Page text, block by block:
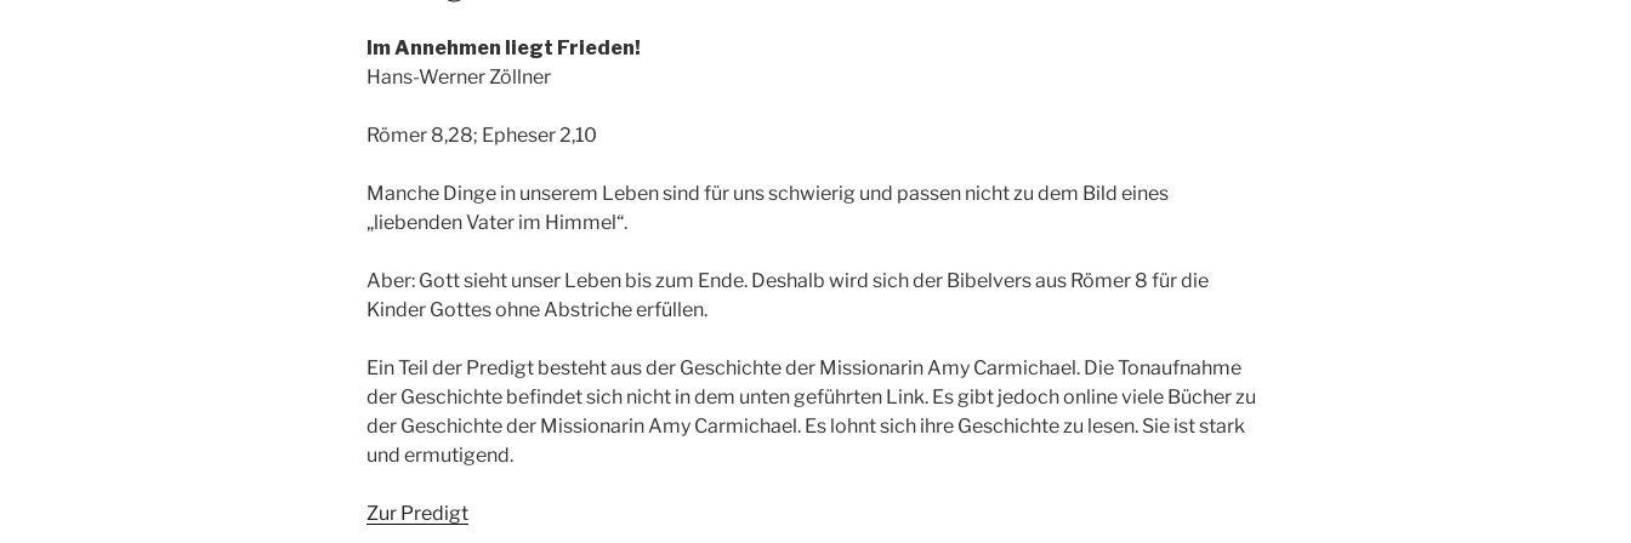
Im Annehmen liegt Frieden!
Hans-Werner Zöllner
Römer 8,28; Epheser 2,10
Manche Dinge in unserem Leben sind für uns schwierig und passen nicht zu dem Bild eines
„liebenden Vater im Himmel“.
Aber: Gott sieht unser Leben bis zum Ende. Deshalb wird sich der Bibelvers aus Römer 8 für die
Kinder Gottes ohne Abstriche erfüllen.
Ein Teil der Predigt besteht aus der Geschichte der Missionarin Amy Carmichael. Die Tonaufnahme
der Geschichte befindet sich nicht in dem unten geführten Link. Es gibt jedoch online viele Bücher zu
der Geschichte der Missionarin Amy Carmichael. Es lohnt sich ihre Geschichte zu lesen. Sie ist stark
und ermutigend.
Zur Predigt